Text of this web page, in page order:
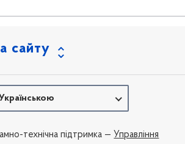
сайту
технічна підтримка — Управління